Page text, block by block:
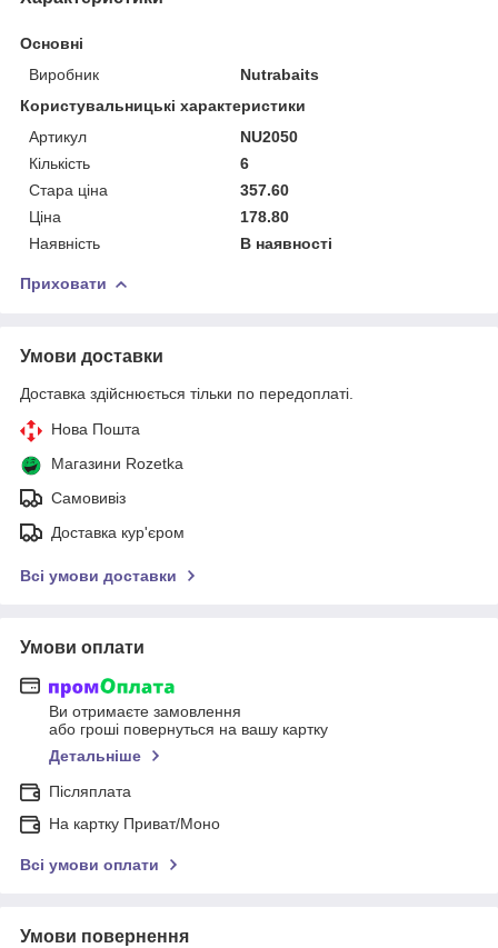
Основні
Виробник
Nutrabaits
Користувальницькі характеристики
Артикул
NU2050
Кількість
6
Стара ціна
357.60
Ціна
178.80
Наявність
В наявності
Приховати
Умови доставки
Доставка здійснюється тільки по передоплаті.
Нова Пошта
Магазини Rozetka
Самовивіз
Доставка кур'єром
Всі умови доставки
Умови оплати
Ви отримаєте замовлення
або гроші повернуться на вашу картку
Детальніше
Післяплата
На картку Приват/Моно
Всі умови оплати
Умови повернення